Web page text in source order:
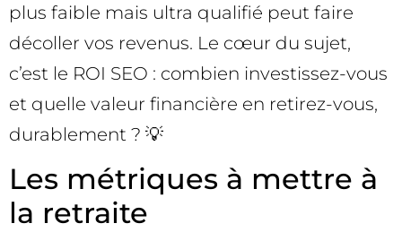
plus faible mais ultra qualifié peut faire
décoller vos revenus. Le cœur du sujet,
c’est le ROI SEO : combien investissez-vous
et quelle valeur financière en retirez-vous,
durablement ? 💡
Les métriques à mettre à
la retraite